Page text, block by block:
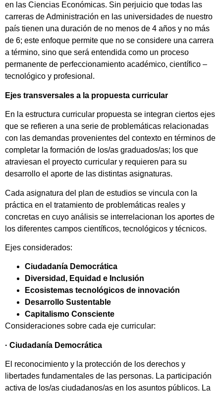
en las Ciencias Económicas. Sin perjuicio que todas las
carreras de Administración en las universidades de nuestro
país tienen una duración de no menos de 4 años y no más
de 6; este enfoque permite que no se considere una carrera
a término, sino que será entendida como un proceso
permanente de perfeccionamiento académico, científico –
tecnológico y profesional.
Ejes transversales a la propuesta curricular
En la estructura curricular propuesta se integran ciertos ejes
que se refieren a una serie de problemáticas relacionadas
con las demandas provenientes del contexto en términos de
completar la formación de los/as graduados/as; los que
atraviesan el proyecto curricular y requieren para su
desarrollo el aporte de las distintas asignaturas.
Cada asignatura del plan de estudios se vincula con la
práctica en el tratamiento de problemáticas reales y
concretas en cuyo análisis se interrelacionan los aportes de
los diferentes campos científicos, tecnológicos y técnicos.
Ejes considerados:
Ciudadanía Democrática
Diversidad, Equidad e Inclusión
Ecosistemas tecnológicos de innovación
Desarrollo Sustentable
Capitalismo Consciente
Consideraciones sobre cada eje curricular:
· Ciudadanía Democrática
El reconocimiento y la protección de los derechos y
libertades fundamentales de las personas. La participación
activa de los/as ciudadanos/as en los asuntos públicos. La